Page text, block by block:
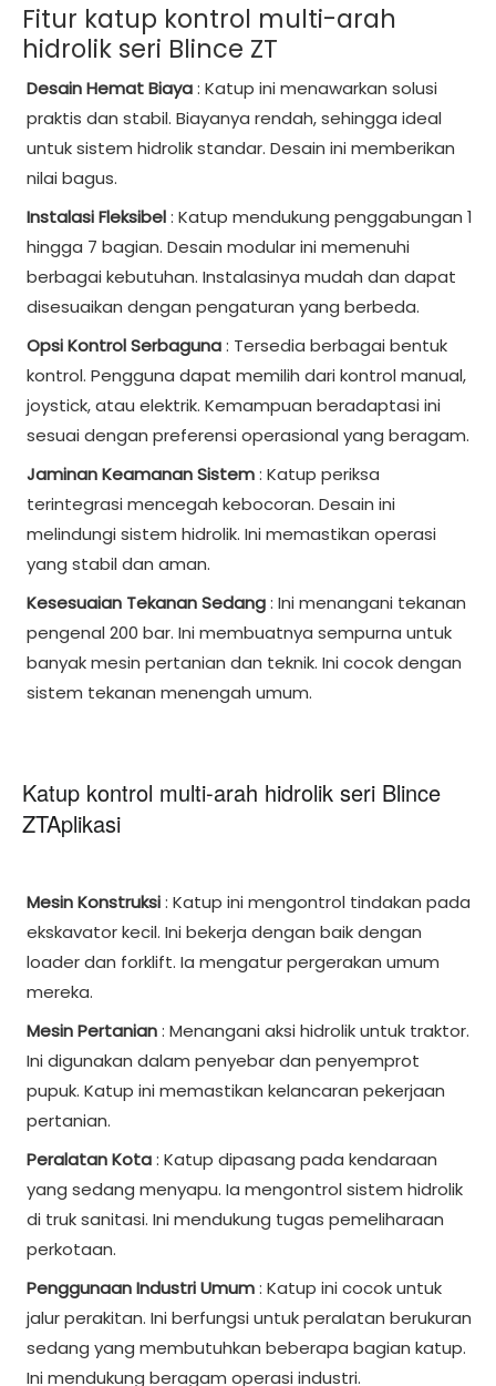
Fitur katup kontrol multi-arah
hidrolik seri Blince ZT
Desain Hemat Biaya: Katup ini menawarkan solusi
praktis dan stabil. Biayanya rendah, sehingga ideal
untuk sistem hidrolik standar. Desain ini memberikan
nilai bagus.
Instalasi Fleksibel: Katup mendukung penggabungan 1
hingga 7 bagian. Desain modular ini memenuhi
berbagai kebutuhan. Instalasinya mudah dan dapat
disesuaikan dengan pengaturan yang berbeda.
Opsi Kontrol Serbaguna: Tersedia berbagai bentuk
kontrol. Pengguna dapat memilih dari kontrol manual,
joystick, atau elektrik. Kemampuan beradaptasi ini
sesuai dengan preferensi operasional yang beragam.
Jaminan Keamanan Sistem: Katup periksa
terintegrasi mencegah kebocoran. Desain ini
melindungi sistem hidrolik. Ini memastikan operasi
yang stabil dan aman.
Kesesuaian Tekanan Sedang: Ini menangani tekanan
pengenal 200 bar. Ini membuatnya sempurna untuk
banyak mesin pertanian dan teknik. Ini cocok dengan
sistem tekanan menengah umum.
Katup kontrol multi-arah hidrolik seri Blince
ZTAplikasi
Mesin Konstruksi: Katup ini mengontrol tindakan pada
ekskavator kecil. Ini bekerja dengan baik dengan
loader dan forklift. Ia mengatur pergerakan umum
mereka.
Mesin Pertanian: Menangani aksi hidrolik untuk traktor.
Ini digunakan dalam penyebar dan penyemprot
pupuk. Katup ini memastikan kelancaran pekerjaan
pertanian.
Peralatan Kota: Katup dipasang pada kendaraan
yang sedang menyapu. Ia mengontrol sistem hidrolik
di truk sanitasi. Ini mendukung tugas pemeliharaan
perkotaan.
Penggunaan Industri Umum: Katup ini cocok untuk
jalur perakitan. Ini berfungsi untuk peralatan berukuran
sedang yang membutuhkan beberapa bagian katup.
Ini mendukung beragam operasi industri.